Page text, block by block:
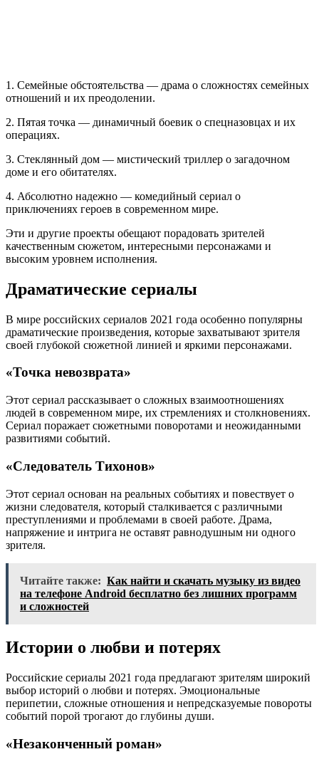
1. Семейные обстоятельства — драма о сложностях семейных
отношений и их преодолении.
2. Пятая точка — динамичный боевик о спецназовцах и их
операциях.
3. Стеклянный дом — мистический триллер о загадочном
доме и его обитателях.
4. Абсолютно надежно — комедийный сериал о
приключениях героев в современном мире.
Эти и другие проекты обещают порадовать зрителей
качественным сюжетом, интересными персонажами и
высоким уровнем исполнения.
Драматические сериалы
В мире российских сериалов 2021 года особенно популярны
драматические произведения, которые захватывают зрителя
своей глубокой сюжетной линией и яркими персонажами.
«Точка невозврата»
Этот сериал рассказывает о сложных взаимоотношениях
людей в современном мире, их стремлениях и столкновениях.
Сериал поражает сюжетными поворотами и неожиданными
развитиями событий.
«Следователь Тихонов»
Этот сериал основан на реальных событиях и повествует о
жизни следователя, который сталкивается с различными
преступлениями и проблемами в своей работе. Драма,
напряжение и интрига не оставят равнодушным ни одного
зрителя.
Читайте также: Как найти и скачать музыку из видео
на телефоне Android бесплатно без лишних программ
и сложностей
Истории о любви и потерях
Российские сериалы 2021 года предлагают зрителям широкий
выбор историй о любви и потерях. Эмоциональные
перипетии, сложные отношения и непредсказуемые повороты
событий порой трогают до глубины души.
«Незаконченный роман»